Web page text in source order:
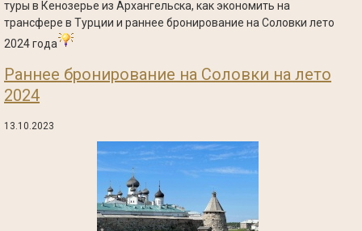
туры в Кенозерье из Архангельска, как экономить на
трансфере в Турции и раннее бронирование на Соловки лето
2024 года
Раннее бронирование на Соловки на лето
2024
13.10.2023